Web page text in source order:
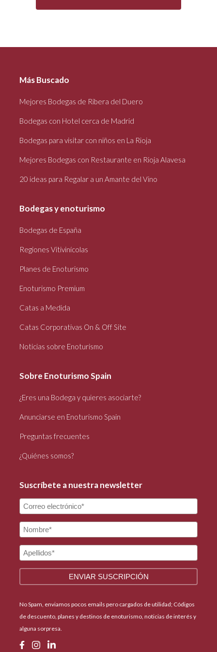
Más Buscado
Mejores Bodegas de Ribera del Duero
Bodegas con Hotel cerca de Madrid
Bodegas para visitar con niños en La Rioja
Mejores Bodegas con Restaurante en Rioja Alavesa
20 ideas para Regalar a un Amante del Vino
Bodegas y enoturismo
Bodegas de España
Regiones Vitivinícolas
Planes de Enoturismo
Enoturismo Premium
Catas a Medida
Catas Corporativas On & Off Site
Noticias sobre Enoturismo
Sobre Enoturismo Spain
¿Eres una Bodega y quieres asociarte?
Anunciarse en Enoturismo Spain
Preguntas frecuentes
¿Quiénes somos?
Suscríbete a nuestra newsletter
No Spam, enviamos pocos emails pero cargados de utilidad; Códigos
de descuento, planes y destinos de enoturismo, noticias de interés y
alguna sorpresa.